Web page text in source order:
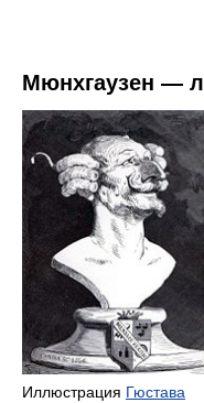
Мюнхгаузен —
Иллюстрация Гюстава